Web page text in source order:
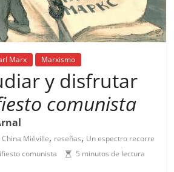
Marx Marxismo
y disfrutar
comunista
China Miéville, reseñas, Un espectro recorre
comunista
5 minutos de lectura